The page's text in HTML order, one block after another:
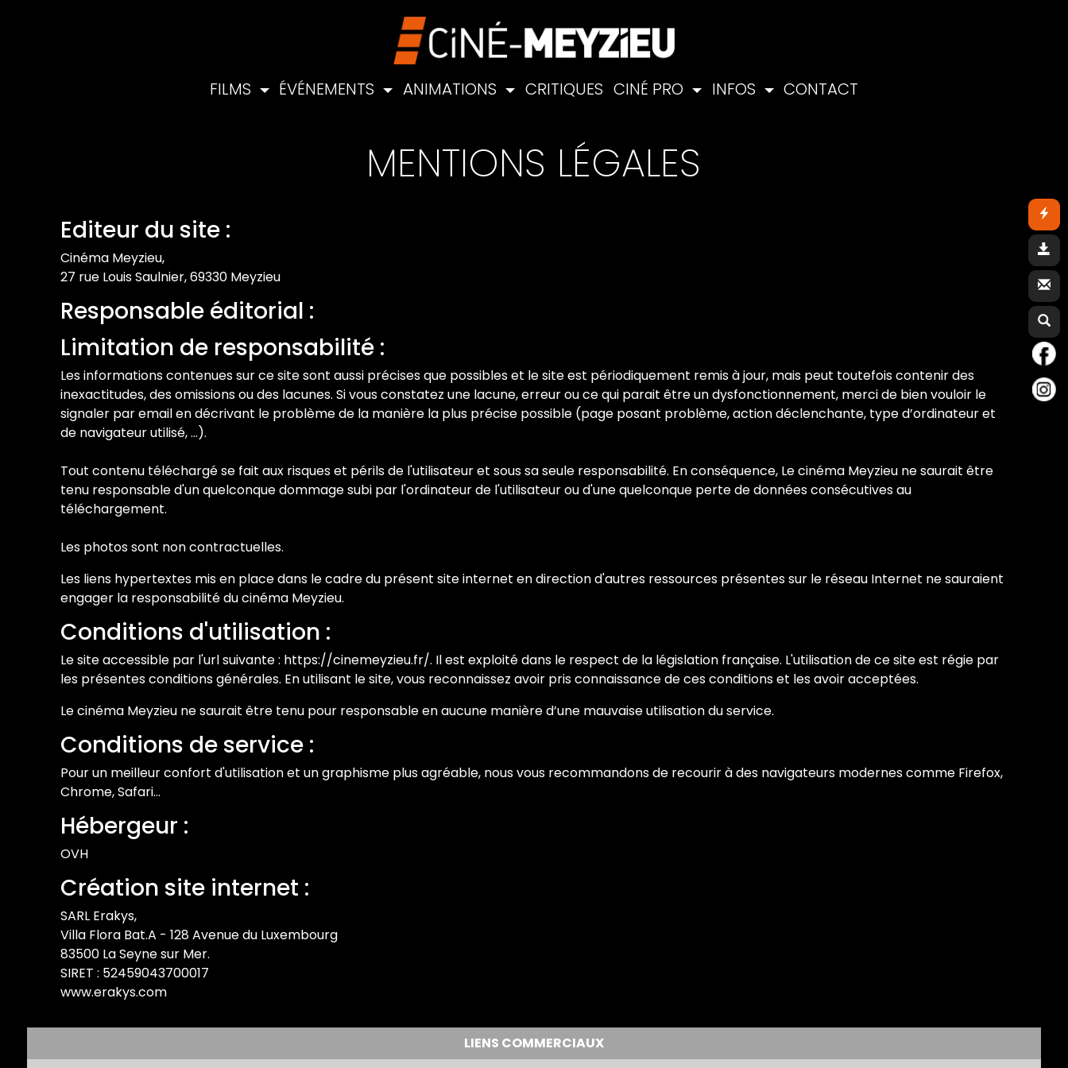
FILMS ÉVÉNEMENTS ANIMATIONS CRITIQUES CINÉ PRO INFOS CONTACT
MENTIONS LÉGALES
Editeur du site :
Cinéma Meyzieu,
27 rue Louis Saulnier, 69330 Meyzieu
Responsable éditorial :
Limitation de responsabilité :
Les informations contenues sur ce site sont aussi précises que possibles et le site est périodiquement remis à jour, mais peut toutefois contenir des
inexactitudes, des omissions ou des lacunes. Si vous constatez une lacune, erreur ou ce qui parait être un dysfonctionnement, merci de bien vouloir le
signaler par email en décrivant le problème de la manière la plus précise possible (page posant problème, action déclenchante, type d’ordinateur et
de navigateur utilisé, …).
Tout contenu téléchargé se fait aux risques et périls de l'utilisateur et sous sa seule responsabilité. En conséquence, Le cinéma Meyzieu ne saurait être
tenu responsable d'un quelconque dommage subi par l'ordinateur de l'utilisateur ou d'une quelconque perte de données consécutives au
téléchargement.
Les photos sont non contractuelles.
Les liens hypertextes mis en place dans le cadre du présent site internet en direction d'autres ressources présentes sur le réseau Internet ne sauraient
engager la responsabilité du cinéma Meyzieu.
Conditions d'utilisation :
Le site accessible par l'url suivante : https://cinemeyzieu.fr/. Il est exploité dans le respect de la législation française. L'utilisation de ce site est régie par
les présentes conditions générales. En utilisant le site, vous reconnaissez avoir pris connaissance de ces conditions et les avoir acceptées.
Le cinéma Meyzieu ne saurait être tenu pour responsable en aucune manière d’une mauvaise utilisation du service.
Conditions de service :
Pour un meilleur confort d'utilisation et un graphisme plus agréable, nous vous recommandons de recourir à des navigateurs modernes comme Firefox,
Chrome, Safari...
Hébergeur :
OVH
Création site internet :
SARL Erakys,
Villa Flora Bat.A - 128 Avenue du Luxembourg
83500 La Seyne sur Mer.
SIRET : 52459043700017
www.erakys.com
LIENS COMMERCIAUX